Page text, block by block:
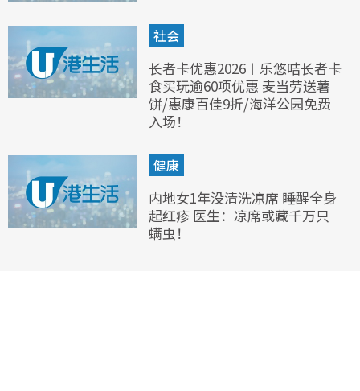
社会
长者卡优惠2026︱乐悠咭长者卡
食买玩逾60项优惠 麦当劳送薯
饼/惠康百佳9折/海洋公园免费
入场！
健康
内地女1年没清洗凉席 睡醒全身
起红疹 医生：凉席或藏千万只
螨虫！